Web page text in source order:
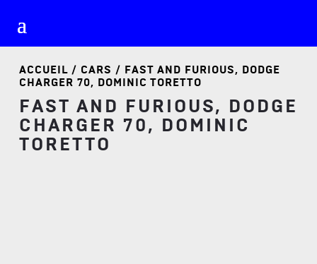
ACCUEIL/ CARS / FAST AND FURIOUS, DODGE
CHARGER 70, DOMINIC TORETTO
FAST AND FURIOUS, DODGE
CHARGER 70, DOMINIC
TORETTO